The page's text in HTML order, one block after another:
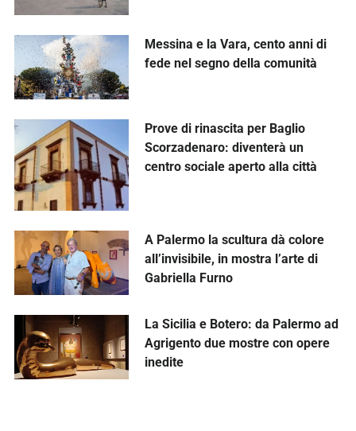
Messina e la Vara, cento anni di
fede nel segno della comunità
Prove di rinascita per Baglio
Scorzadenaro: diventerà un
centro sociale aperto alla città
A Palermo la scultura dà colore
all’invisibile, in mostra l’arte di
Gabriella Furno
La Sicilia e Botero: da Palermo ad
Agrigento due mostre con opere
inedite